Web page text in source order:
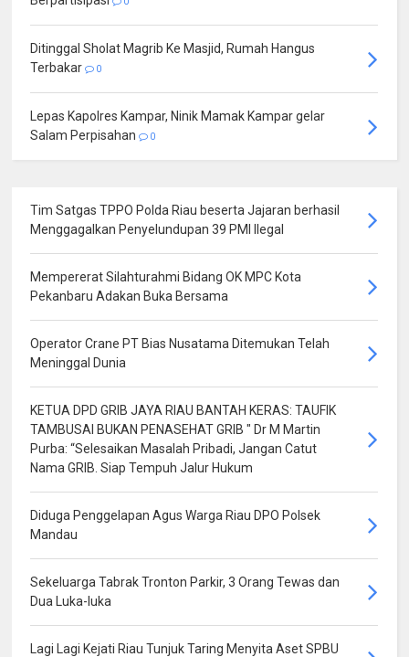
Ditinggal Sholat Magrib Ke Masjid, Rumah Hangus
Terbakar
0
Lepas Kapolres Kampar, Ninik Mamak Kampar gelar
Salam Perpisahan
0
Tim Satgas TPPO Polda Riau beserta Jajaran berhasil
Menggagalkan Penyelundupan 39 PMI Ilegal
Mempererat Silahturahmi Bidang OK MPC Kota
Pekanbaru Adakan Buka Bersama
Operator Crane PT Bias Nusatama Ditemukan Telah
Meninggal Dunia
KETUA DPD GRIB JAYA RIAU BANTAH KERAS: TAUFIK
TAMBUSAI BUKAN PENASEHAT GRIB " Dr M Martin
Purba: “Selesaikan Masalah Pribadi, Jangan Catut
Nama GRIB. Siap Tempuh Jalur Hukum
Diduga Penggelapan Agus Warga Riau DPO Polsek
Mandau
Sekeluarga Tabrak Tronton Parkir, 3 Orang Tewas dan
Dua Luka-luka
Lagi Lagi Kejati Riau Tunjuk Taring Menyita Aset SPBU